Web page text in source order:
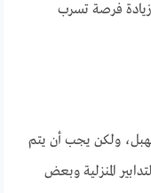
فرصة تسرب
ولكن يجب أن يتم
المنزلية وبعض